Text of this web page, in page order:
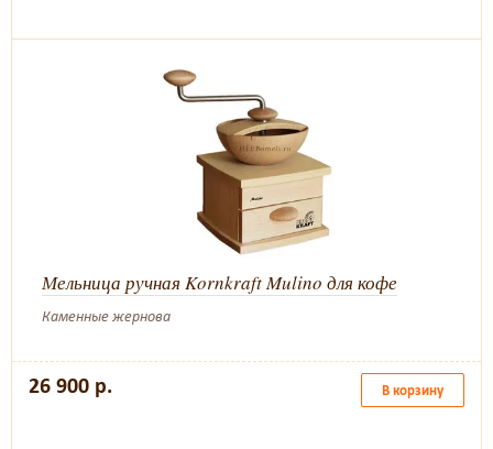
Мельница ручная Kornkraft Mulino для кофе
Каменные жернова
26 900 р. В корзину